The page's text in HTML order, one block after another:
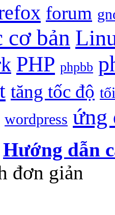
forum
bản
PHP phpbb
tăng tốc độ
wordpress ứng
Hướng dẫn
đơn giản